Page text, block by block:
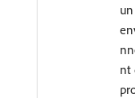
un
nt